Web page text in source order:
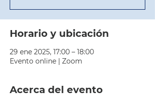
Horario y ubicación
29 ene 2025, 17:00 – 18:00
Evento online | Zoom
Acerca del evento